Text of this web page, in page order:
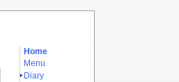
Home
Menu
Diary